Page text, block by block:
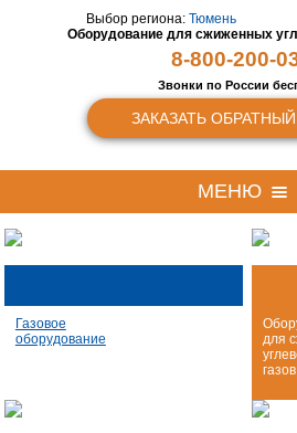
Выбор региона: Тюмень
Оборудование для сжиженных
8-800-200-
Звонки по России
ЗАКАЗАТЬ
МЕНЮ
Газовое
оборудование
для
газов